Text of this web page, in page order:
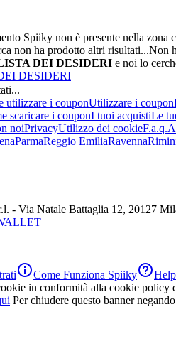
Spiiky non è presente nella zona
non ha prodotto altri risultati...Non
DEI DESIDERI e noi lo
DESIDERI
utilizzare i couponUtilizzare i coupon
scaricare i couponI tuoi acquistiLe
noiPrivacyUtilizzo dei cookieF.a.q.
ParmaReggio EmiliaRavenna
- Via Natale Battaglia 12, 20127
Come Funziona SpiikyHelp
in conformità alla cookie policy
Per chiudere questo banner